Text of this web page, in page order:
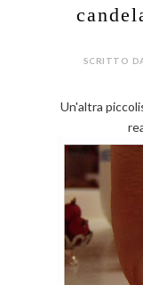
SCRITTO
Un'altra